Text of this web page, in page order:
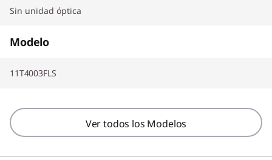
Sin unidad óptica
Modelo
11T4003FLS
Ver todos los Modelos